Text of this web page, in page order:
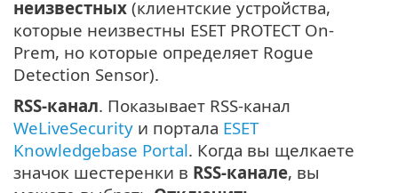
неизвестных (клиентские устройства,
которые неизвестны ESET PROTECT On-
Prem, но которые определяет Rogue
Detection Sensor).
RSS-канал. Показывает RSS-канал
WeLiveSecurity и портала ESET
Knowledgebase Portal. Когда вы щелкаете
значок шестеренки в RSS-канале, вы